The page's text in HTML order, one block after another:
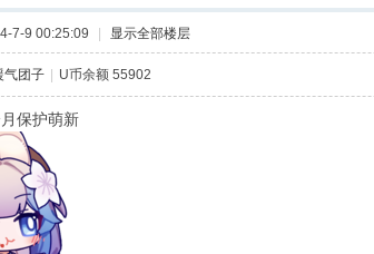
7-9 00:25:09 显示全部楼层
气团子 U币余额 55902
保护萌新